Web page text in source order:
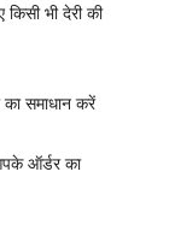
भी देरी की
समाधान करें
ऑर्डर का